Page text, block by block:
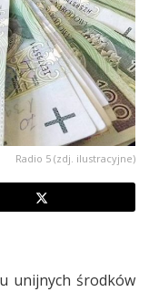
Radio 5 (zdj. ilustracyjne)
unijnych środków